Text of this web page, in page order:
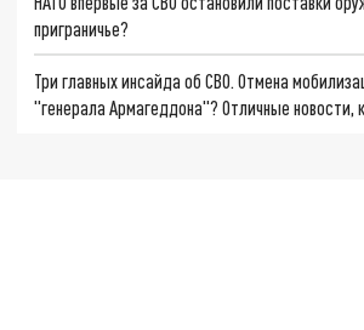
приграничье?
Три главных инсайда об СВО. Отмена
"генерала Армагеддона"? Отличные новости,